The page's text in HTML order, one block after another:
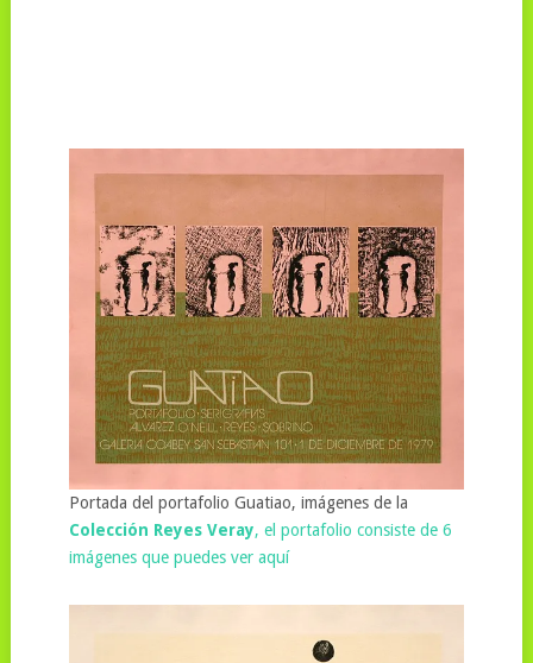
Portada del portafolio Guatiao, imágenes de la
Colección Reyes Veray, el portafolio consiste de 6
imágenes que puedes ver aquí